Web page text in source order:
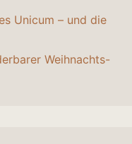
Unicum – und die
Weihnachts-